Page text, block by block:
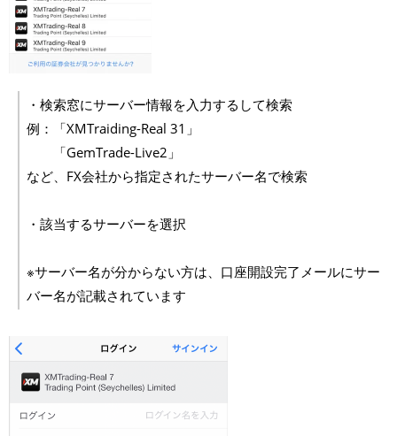
・検索窓にサーバー情報を入力するして検索
例：「XMTraiding-Real 31」
「GemTrade-Live2」
など、FX会社から指定されたサーバー名で検索
・該当するサーバーを選択
※サーバー名が分からない方は、口座開設完了メールにサー
バー名が記載されています